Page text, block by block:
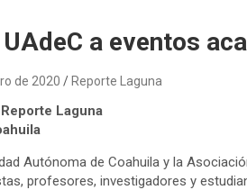
a eventos
de 2020 Reporte Laguna
Laguna
Autónoma de Coahuila y la
profesores, investigadores y